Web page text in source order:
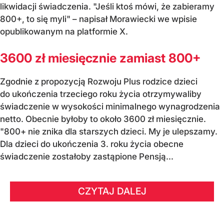
likwidacji świadczenia. "Jeśli ktoś mówi, że zabieramy
800+, to się myli" – napisał Morawiecki we wpisie
opublikowanym na platformie X.
3600 zł miesięcznie zamiast 800+
Zgodnie z propozycją Rozwoju Plus rodzice dzieci
do ukończenia trzeciego roku życia otrzymywaliby
świadczenie w wysokości minimalnego wynagrodzenia
netto. Obecnie byłoby to około 3600 zł miesięcznie.
"800+ nie znika dla starszych dzieci. My je ulepszamy.
Dla dzieci do ukończenia 3. roku życia obecne
świadczenie zostałoby zastąpione Pensją...
CZYTAJ DALEJ